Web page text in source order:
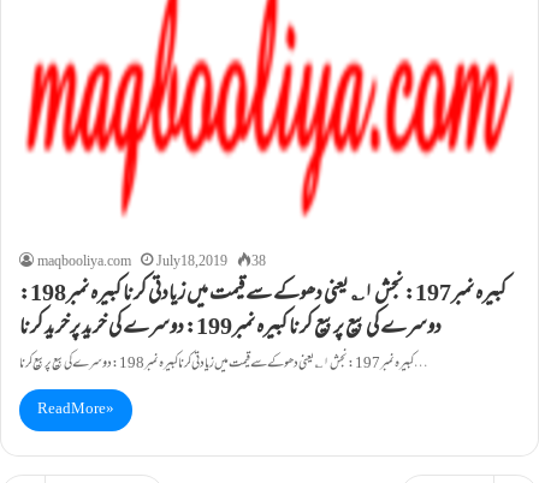
maqbooliya.com July 18, 2019 38
کبيرہ نمبر197: نجش ۱؎ يعنی دھوکے سے قيمت ميں زيادتی کرنا کبيرہ نمبر198:
دوسرے کی بيع پربيع کرنا کبيرہ نمبر199: دوسرے کی خريد پرخريد کرنا
کبيرہ نمبر197: نجش ۱؎ يعنی دھوکے سے قيمت ميں زيادتی کرنا کبيرہ نمبر198: دوسرے کی بيع پربيع کرنا…
Read More »